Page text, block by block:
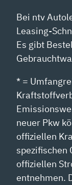
Bei ntv
Leasing-
Es gibt
* =
neuer Pkw
offiziellen
spezifischen
offiziellen
entnehmen.